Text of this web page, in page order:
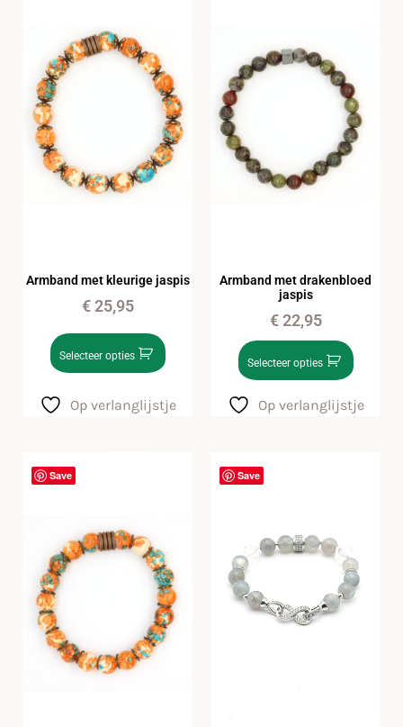
Armband met kleurige jaspis
€25,95
Selecteer opties
Op verlanglijstje
Armband met drakenbloed
jaspis
€22,95
Selecteer opties
Op verlanglijstje
Save Save